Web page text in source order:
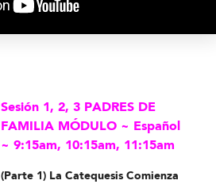
Sesión 1, 2, 3 PADRES DE
FAMILIA MÓDULO ~ Español
~ 9:15am, 10:15am, 11:15am
(Parte 1) La Catequesis Comienza